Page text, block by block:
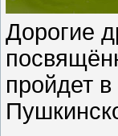
Дорогие
пройдет